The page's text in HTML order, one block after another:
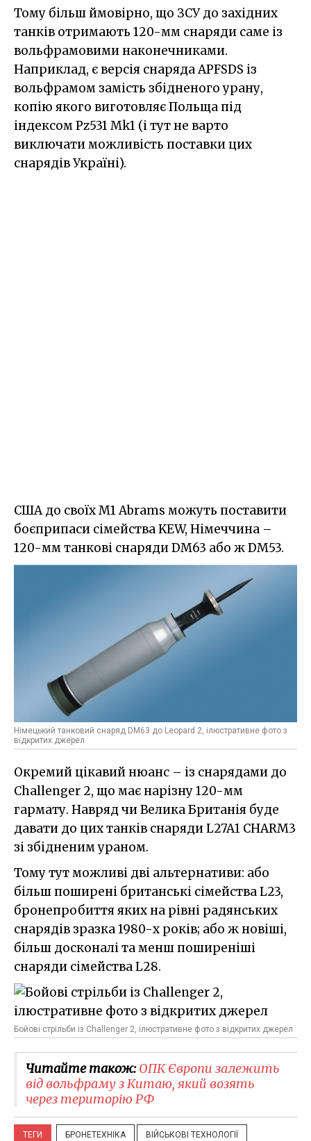
Тому більш ймовірно, що ЗСУ до західних
танків отримають 120-мм снаряди саме із
вольфрамовими наконечниками.
Наприклад, є версія снаряда APFSDS із
вольфрамом замість збідненого урану,
копію якого виготовляє Польща під
індексом Pz531 Mk1 (і тут не варто
виключати можливість поставки цих
снарядів Україні).
США до своїх M1 Abrams можуть поставити
боєприпаси сімейства KEW, Німеччина –
120-мм танкові снаряди DM63 або ж DM53.
Німецький танковий снаряд DM63 до Leopard 2, ілюстративне фото з
відкритих джерел
Окремий цікавий нюанс – із снарядами до
Challenger 2, що має нарізну 120-мм
гармату. Навряд чи Велика Британія буде
давати до цих танків снаряди L27A1 CHARM3
зі збідненим ураном.
Тому тут можливі дві альтернативи: або
більш поширені британські сімейства L23,
бронепробиття яких на рівні радянських
снарядів зразка 1980-х років; або ж новіші,
більш досконалі та менш поширеніші
снаряди сімейства L28.
Бойові стрільби із Challenger 2, ілюстративне фото з відкритих джерел
Читайте також:ОПК Європи залежить
від вольфраму з Китаю, який возять
через територію РФ
ТЕГИ БРОНЕТЕХНІКА ВІЙСЬКОВІ ТЕХНОЛОГІЇ